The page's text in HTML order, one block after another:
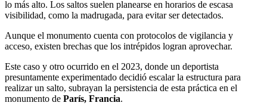
lo más alto. Los saltos suelen planearse en horarios de escasa
visibilidad, como la madrugada, para evitar ser detectados.
Aunque el monumento cuenta con protocolos de vigilancia y
acceso, existen brechas que los intrépidos logran aprovechar.
Este caso y otro ocurrido en el 2023, donde un deportista
presuntamente experimentado decidió escalar la estructura para
realizar un salto, subrayan la persistencia de esta práctica en el
monumento de París, Francia.